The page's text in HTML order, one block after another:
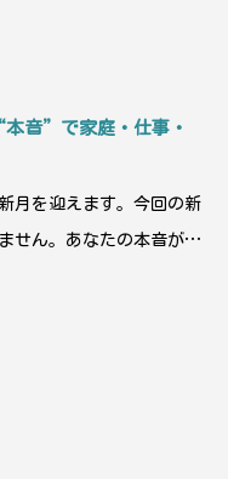
音”で家庭・仕事・
月を迎えます。今回の新
せん。あなたの本音が、